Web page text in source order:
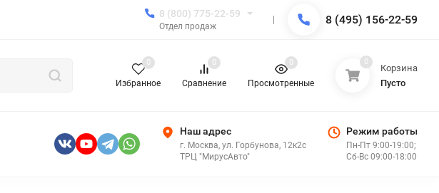
8 (800) 775-22-59
Отдел продаж 8 (495) 156-22-59
Избранное
0
Сравнение
0
Просмотренные
0 0
Корзина
Пусто
Наш адрес
г. Москва, ул. Горбунова, 12к2с
ТРЦ "МирусАвто"
Режим работы
Пн-Пт 9:00-19:00;
Сб-Вс 09:00-18:00